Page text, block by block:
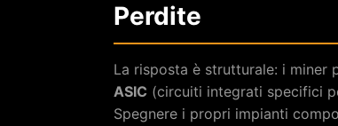
Perdite
La risposta è strutturale: i miner
ASIC (circuiti integrati specifici
Spegnere i propri impianti